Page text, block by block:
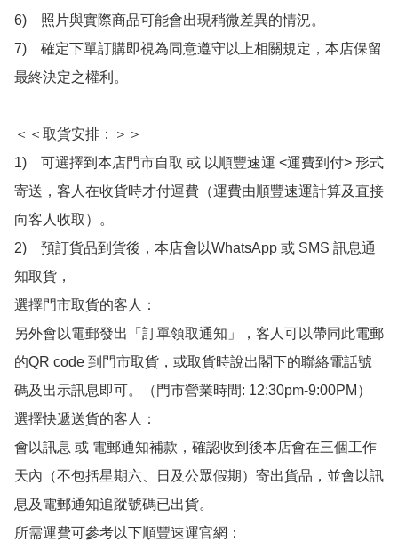
6)　照片與實際商品可能會出現稍微差異的情況。
7)　確定下單訂購即視為同意遵守以上相關規定，本店保留
最終決定之權利。
＜＜取貨安排：＞＞
1)　可選擇到本店門市自取 或 以順豐速運 <運費到付> 形式
寄送，客人在收貨時才付運費（運費由順豐速運計算及直接
向客人收取）。
2)　預訂貨品到貨後，本店會以WhatsApp 或 SMS 訊息通
知取貨，
選擇門市取貨的客人：
另外會以電郵發出「訂單領取通知」，客人可以帶同此電郵
的QR code 到門市取貨，或取貨時說出閣下的聯絡電話號
碼及出示訊息即可。（門市營業時間: 12:30pm-9:00PM）
選擇快遞送貨的客人：
會以訊息 或 電郵通知補款，確認收到後本店會在三個工作
天內（不包括星期六、日及公眾假期）寄出貨品，並會以訊
息及電郵通知追蹤號碼已出貨。
所需運費可參考以下順豐速運官網：